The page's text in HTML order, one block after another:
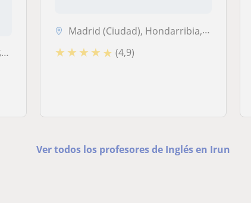
Madrid (Ciudad), Hondarribia, Hernani, Irun, Errenteria, Donostia-San Sebastián, Astigarraga
★ ★ ★ ★ ★ (4,9)
Ver todos los profesores de Inglés en Irun